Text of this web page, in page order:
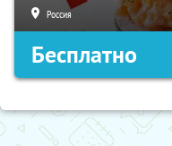
Россия
Бесплатно